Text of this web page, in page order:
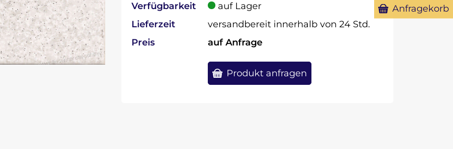
Verfügbarkeit
auf Lager
Lieferzeit
versandbereit innerhalb von 24 Std.
Preis
auf Anfrage
Produkt anfragen
Anfragekorb